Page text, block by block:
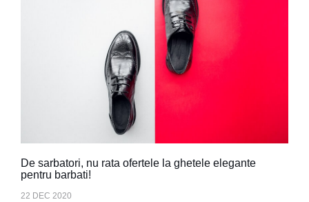
De sarbatori, nu rata ofertele la ghetele elegante
pentru barbati!
22 DEC 2020